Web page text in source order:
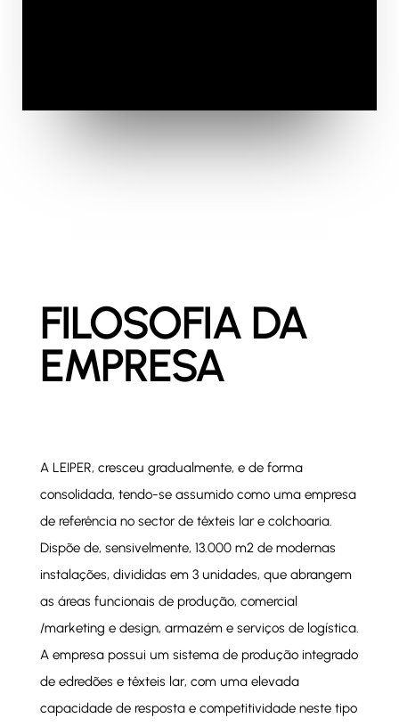
FILOSOFIA DA
EMPRESA
A LEIPER, cresceu gradualmente, e de forma
consolidada, tendo-se assumido como uma empresa
de referência no sector de têxteis lar e colchoaria.
Dispõe de, sensivelmente, 13.000 m2 de modernas
instalações, divididas em 3 unidades, que abrangem
as áreas funcionais de produção, comercial
/marketing e design, armazém e serviços de logística.
A empresa possui um sistema de produção integrado
de edredões e têxteis lar, com uma elevada
capacidade de resposta e competitividade neste tipo